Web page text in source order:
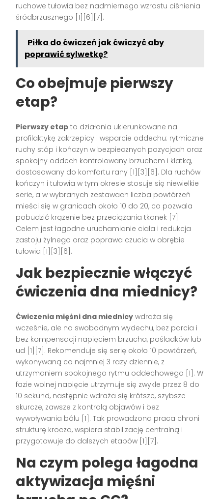
ruchowe tułowia bez nadmiernego wzrostu ciśnienia
śródbrzusznego [1][6][7].
Piłka do ćwiczeń jak ćwiczyć aby
poprawić sylwetkę?
Co obejmuje pierwszy
etap?
Pierwszy etap to działania ukierunkowane na
profilaktykę zakrzepicy i wsparcie oddechu: rytmiczne
ruchy stóp i kończyn w bezpiecznych pozycjach oraz
spokojny oddech kontrolowany brzuchem i klatką,
dostosowany do komfortu rany [1][3][6]. Dla ruchów
kończyn i tułowia w tym okresie stosuje się niewielkie
serie, a w wybranych zestawach liczba powtórzeń
mieści się w granicach około 10 do 20, co pozwala
pobudzić krążenie bez przeciążania tkanek [7].
Celem jest łagodne uruchamianie ciała i redukcja
zastoju żylnego oraz poprawa czucia w obrębie
tułowia [1][3][6].
Jak bezpiecznie włączyć
ćwiczenia dna miednicy?
Ćwiczenia mięśni dna miednicy wdraża się
wcześnie, ale na swobodnym wydechu, bez parcia i
bez kompensacji napięciem brzucha, pośladków lub
ud [1][7]. Rekomenduje się serię około 10 powtórzeń,
wykonywaną co najmniej 3 razy dziennie, z
utrzymaniem spokojnego rytmu oddechowego [1]. W
fazie wolnej napięcie utrzymuje się zwykle przez 8 do
10 sekund, następnie wdraża się krótsze, szybsze
skurcze, zawsze z kontrolą objawów i bez
wywoływania bólu [1]. Tak prowadzona praca chroni
strukturę krocza, wspiera stabilizację centralną i
przygotowuje do dalszych etapów [1][7].
Na czym polega łagodna
aktywizacja mięśni